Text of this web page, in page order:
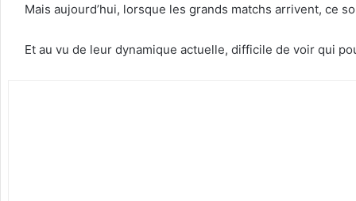
Mais aujourd’hui, lorsque les grands matchs arrivent, ce
Et au vu de leur dynamique actuelle, difficile de voir qui